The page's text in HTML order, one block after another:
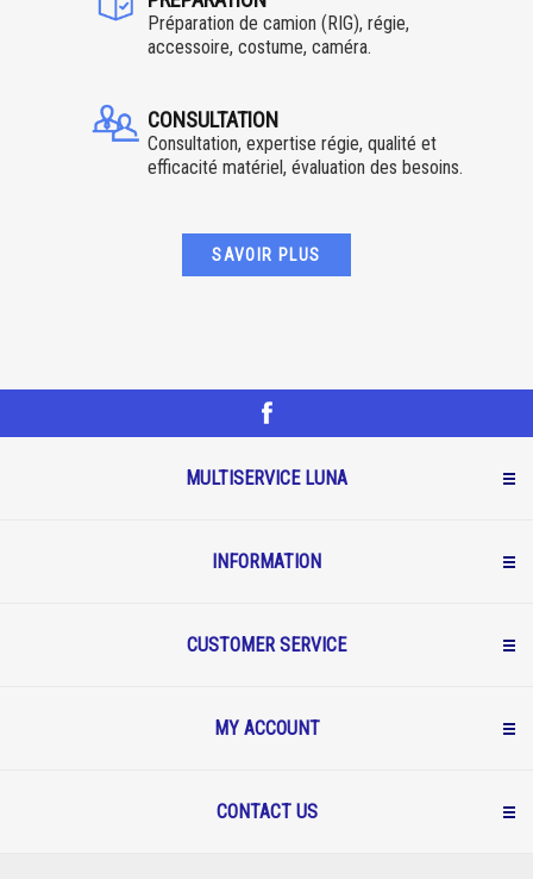
Préparation de camion (RIG), régie,
accessoire, costume, caméra.
CONSULTATION
Consultation, expertise régie, qualité et
efficacité matériel, évaluation des besoins.
SAVOIR PLUS
MULTISERVICE LUNA
INFORMATION
CUSTOMER SERVICE
MY ACCOUNT
CONTACT US